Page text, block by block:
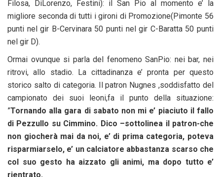
Filosa, DiLorenzo, Festini): il San Pio al momento e’ la
migliore seconda di tutti i gironi di Promozione(Pimonte 56
punti nel gir B-Cervinara 50 punti nel gir C-Baratta 50 punti
nel gir D).
Ormai ovunque si parla del fenomeno SanPio: nei bar, nei
ritrovi, allo stadio. La cittadinanza e’ pronta per questo
storico salto di categoria. Il patron Nugnes ,soddisfatto del
campionato dei suoi leoni,fa il punto della situazione:
”Tornando alla gara di sabato non mi e’ piaciuto il fallo
di Pezzullo su Cimmino. Dico –sottolinea il patron-che
non giocherà mai da noi, e’ di prima categoria, poteva
risparmiarselo, e’ un calciatore abbastanza scarso che
col suo gesto ha aizzato gli animi, ma dopo tutto e’
rientrato.